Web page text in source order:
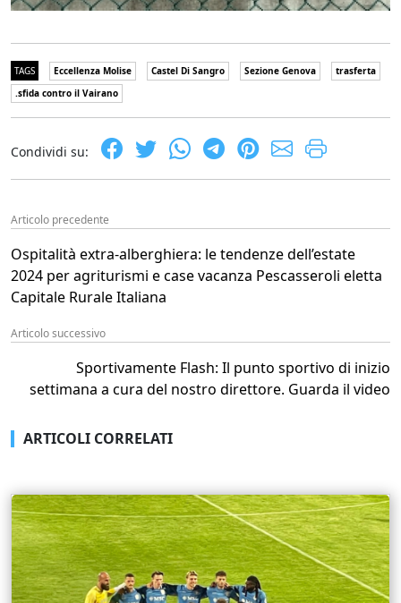
TAGS Eccellenza Molise Castel Di Sangro Sezione Genova
trasferta
.sfida contro il Vairano
Condividi su:
Articolo precedente
Ospitalità extra-alberghiera: le tendenze dell’estate
2024 per agriturismi e case vacanza Pescasseroli eletta
Capitale Rurale Italiana
Articolo successivo
Sportivamente Flash: Il punto sportivo di inizio
settimana a cura del nostro direttore. Guarda il video
ARTICOLI CORRELATI